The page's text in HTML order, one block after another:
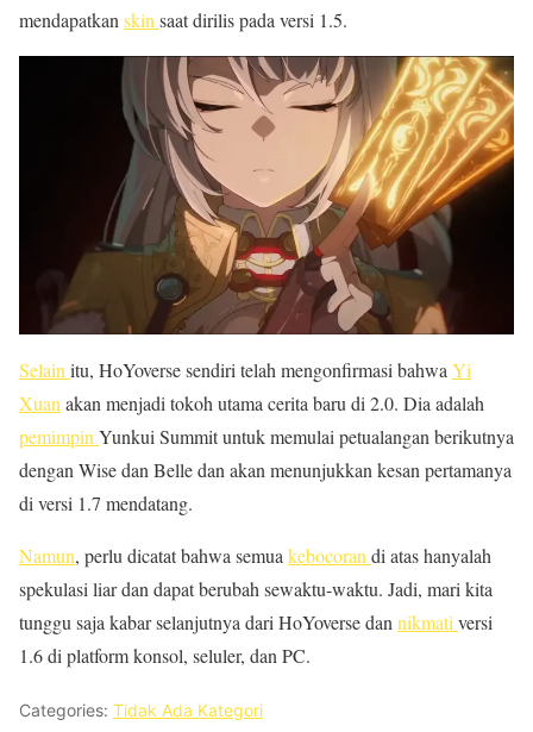
mendapatkan skin saat dirilis pada versi 1.5.
Selain itu, HoYoverse sendiri telah mengonfirmasi bahwa Yi
Xuan akan menjadi tokoh utama cerita baru di 2.0. Dia adalah
pemimpin Yunkui Summit untuk memulai petualangan berikutnya
dengan Wise dan Belle dan akan menunjukkan kesan pertamanya
di versi 1.7 mendatang.
Namun, perlu dicatat bahwa semua kebocoran di atas hanyalah
spekulasi liar dan dapat berubah sewaktu-waktu. Jadi, mari kita
tunggu saja kabar selanjutnya dari HoYoverse dan nikmati versi
1.6 di platform konsol, seluler, dan PC.
Categories: Tidak Ada Kategori